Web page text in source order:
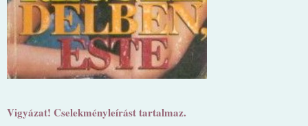
Vigyázat! Cselekményleírást tartalmaz.